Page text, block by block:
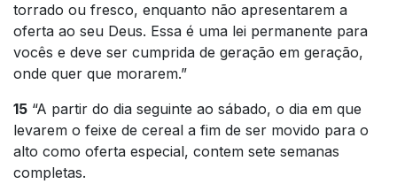
torrado ou fresco, enquanto não apresentarem a
oferta ao seu Deus. Essa é uma lei permanente para
vocês e deve ser cumprida de geração em geração,
onde quer que morarem.”
15 “A partir do dia seguinte ao sábado, o dia em que
levarem o feixe de cereal a fim de ser movido para o
alto como oferta especial, contem sete semanas
completas.